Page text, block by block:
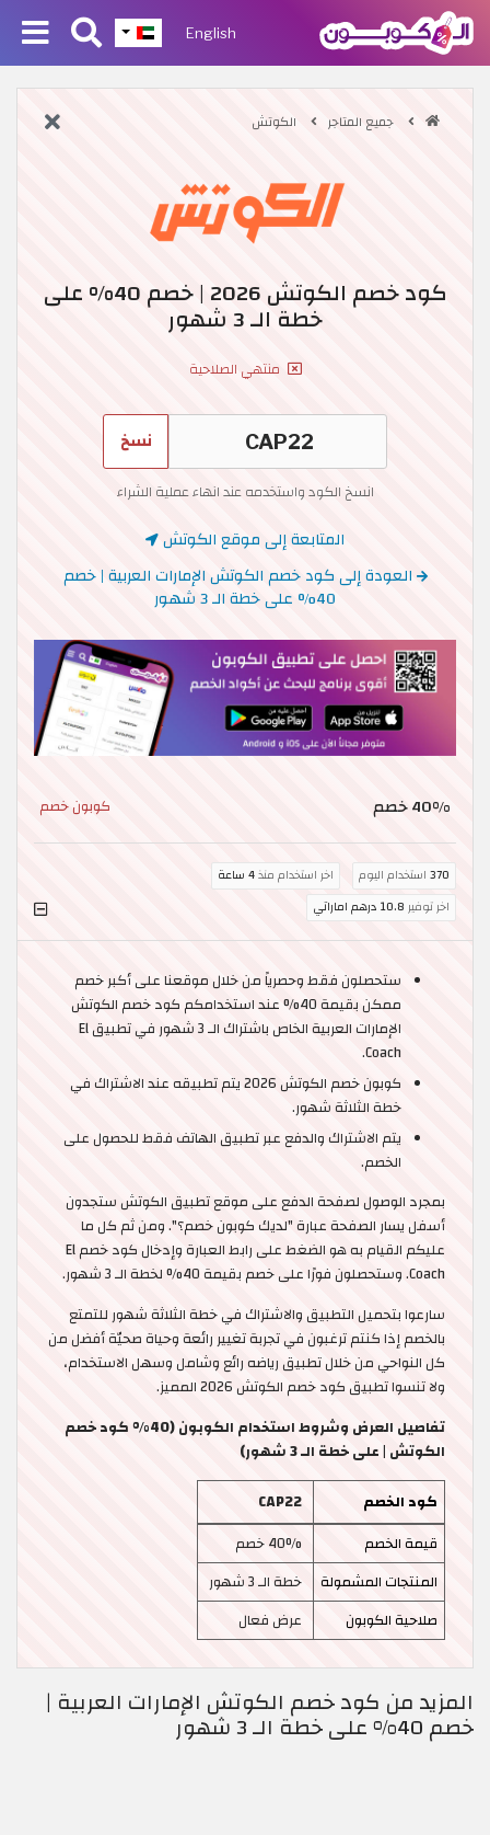
English
جميع المتاجر الكوتش
كود خصم الكوتش 2026 | خصم 40% على
خطة الـ 3 شهور
منتهي الصلاحية
نسخ
انسخ الكود واستخدمه عند انهاء عملية الشراء
المتابعة إلى موقع الكوتش
العودة إلى كود خصم الكوتش الإمارات العربية | خصم
40% على خطة الـ 3 شهور
40% خصم كوبون خصم
370 استخدام اليوم اخر استخدام منذ4 ساعة
اخر توفير 10.8 درهم اماراتي
ستحصلون فقط وحصرياً من خلال موقعنا على أكبر خصم
ممكن بقيمة 40% عند استخدامكم كود خصم الكوتش
الإمارات العربية الخاص باشتراك الـ 3 شهور في تطبيق El
Coach.
كوبون خصم الكوتش 2026 يتم تطبيقه عند الاشتراك في
خطة الثلاثة شهور.
يتم الاشتراك والدفع عبر تطبيق الهاتف فقط للحصول على
الخصم.
بمجرد الوصول لصفحة الدفع على موقع تطبيق الكوتش ستجدون
أسفل يسار الصفحة عبارة "لديك كوبون خصم؟". ومن ثم كل ما
عليكم القيام به هو الضغط على رابط العبارة وإدخال كود خصم El
Coach. وستحصلون فورًا على خصم بقيمة 40% لخطة الـ 3 شهور.
سارعوا بتحميل التطبيق والاشتراك في خطة الثلاثة شهور للتمتع
بالخصم إذا كنتم ترغبون في تجربة تغيير رائعة وحياة صحيّة أفضل من
كل النواحي من خلال تطبيق رياضه رائع وشامل وسهل الاستخدام،
ولا تنسوا تطبيق كود خصم الكوتش 2026 المميز.
تفاصيل العرض وشروط استخدام الكوبون (40% كود خصم
الكوتش | على خطة الـ 3 شهور)
كود الخصم
CAP22
قيمة الخصم
40% خصم
المنتجات المشمولة
خطة الـ 3 شهور
صلاحية الكوبون
عرض فعال
المزيد من كود خصم الكوتش الإمارات العربية |
خصم 40% على خطة الـ 3 شهور